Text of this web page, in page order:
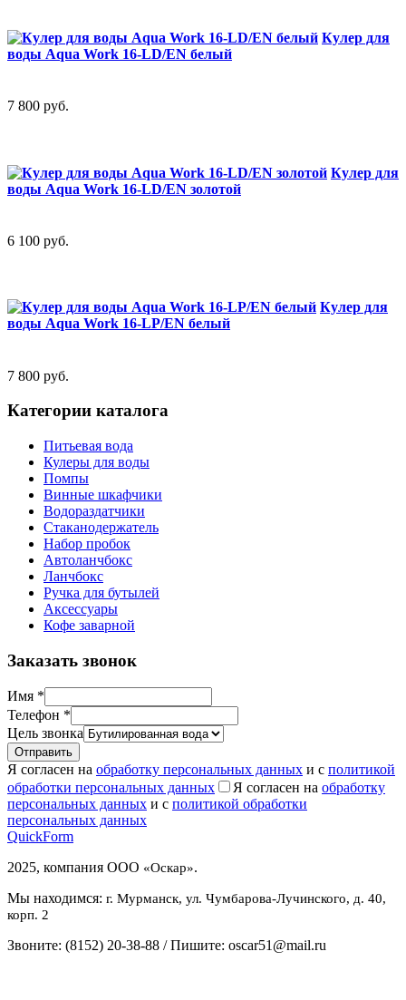
Кулер для
воды Aqua Work 16-LD/EN белый
7 800 руб.
Кулер для
воды Aqua Work 16-LD/EN золотой
6 100 руб.
Кулер для
воды Aqua Work 16-LP/EN белый
7 800 руб.
Категории каталога
Питьевая вода
Кулеры для воды
Помпы
Винные шкафчики
Водораздатчики
Стаканодержатель
Набор пробок
Автоланчбокс
Ланчбокс
Ручка для бутылей
Аксессуары
Кофе заварной
Заказать звонок
Имя *
Телефон *
Цель звонка
Я согласен на обработку персональных данных и с политикой
обработки персональных данных
Я согласен на обработку
персональных данных и с политикой обработки
персональных данных
QuickForm
2025, компания ООО «Оскар».
Мы находимся: г. Мурманск, ул. Чумбарова-Лучинского, д. 40,
корп. 2
Звоните: (8152) 20-38-88 / Пишите: oscar51@mail.ru